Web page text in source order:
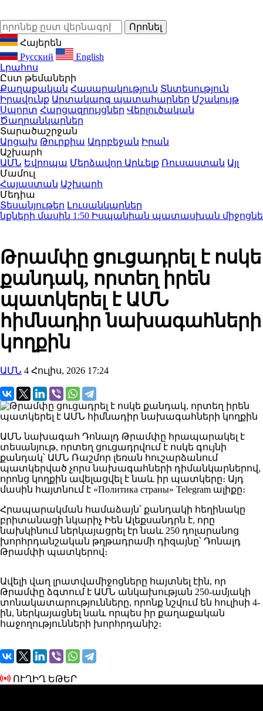
Հայերեն
Русский
English
Լրահոս
Ըստ թեմաների
Քաղաքական Հասարակություն Տնտեսություն
Իրավունք Արտակարգ պատահարներ Մշակույթ
Սպորտ Հարցազրույցներ Վերլուծական
Ծաղրանկարներ
Տարածաշրջան
Արցախ Թուրքիա Ադրբեջան Իրան
Աշխարհ
ԱՄՆ Եվրոպա Մերձավոր Արևելք Ռուսաստան Այլ
Մամուլ
Հայաստան Աշխարհ
Մեդիա
Տեսանյութեր Լուսանկարներ
մասին1:50Իսպանիան պատասխան միջոցներ
Թրամփը ցուցադրել է ոսկե
քանդակ, որտեղ իրեն
պատկերել է ԱՄՆ
հիմնադիր նախագահների
կողքին
ԱՄՆ 4 Հուլիս, 2026 17:24
ԱՄՆ նախագահ Դոնալդ Թրամփը հրապարակել է
տեսանյութ, որտեղ ցուցադրվում է ոսկե գույնի
քանդակ՝ ԱՄՆ Ռաշմոր լեռան հուշարձանում
պատկերված չորս նախագահների դիմանկարներով,
որոնց կողքին ավելացվել է նաև իր պատկերը։ Այդ
մասին հայտնում է «Политика страны» Telegram ալիքը։
Հրապարակման համաձայն՝ քանդակի հեղինակը
բրիտանացի նկարիչ Իեն Ալեքսանդրն է, որը
նախկինում ներկայացրել էր նաև 250 դոլարանոց
խորհրդանշական թղթադրամի դիզայնը՝ Դոնալդ
Թրամփի պատկերով։
Ավելի վաղ լրատվամիջոցները հայտնել էին, որ
Թրամփը ձգտում է ԱՄՆ անկախության 250-ամյակի
տոնակատարությունները, որոնք նշվում են հուլիսի 4-
ին, ներկայացնել նաև որպես իր քաղաքական
հաջողությունների խորհրդանիշ։
ՈՒՂԻՂ ԵԹԵՐ